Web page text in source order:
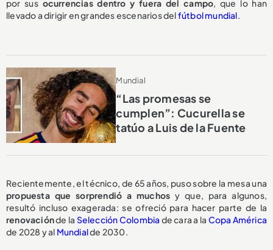
por sus ocurrencias dentro y fuera del campo, que lo han
llevado a dirigir en grandes escenarios delfútbol mundial.
Mundial
“Las promesas se
cumplen”: Cucurella se
tatúo a Luis de la Fuente
Recientemente, el técnico, de 65 años, puso sobre la mesa una
propuesta que sorprendió a muchosy que, para algunos,
resultó incluso exagerada: se ofreció para hacer parte de la
renovaciónde la Selección Colombia de cara a la Copa América
de 2028 y al Mundialde 2030.